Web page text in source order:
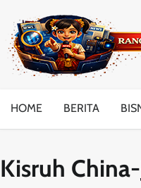
content
HOME BERITA
Kisruh